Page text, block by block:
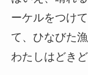
ーケルをつけ
て、ひなびた
わたしはどき